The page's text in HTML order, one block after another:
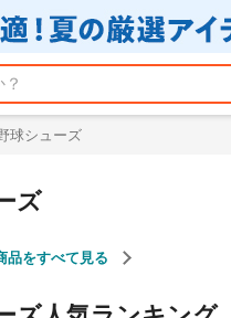
球シューズ
ズ
品をすべて見る